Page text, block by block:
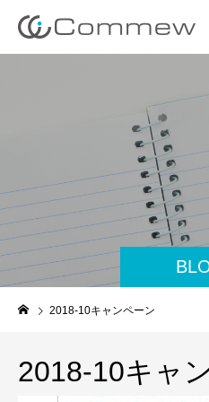
2018-10キャンペーン
2018-10キャ